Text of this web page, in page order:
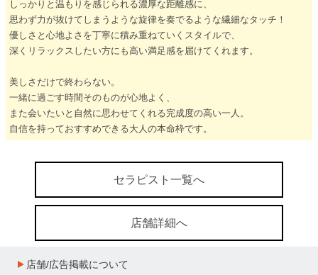
しっかりと温もりを感じられる濃厚な距離感に、
思わず力が抜けてしまうような旋律を奏でるような繊細なタッチ！
優しさと心地よさを丁寧に積み重ねていくスタイルで、
深くリラックスしたい方にも高い満足感を届けてくれます。
美しさだけで終わらない。
一緒に過ごす時間そのものが心地よく、
また会いたいと自然に思わせてくれる完成度の高い一人。
自信を持っておすすめできる大人の本命枠です。
セラピスト一覧へ
店舗詳細へ
店舗/広告掲載について